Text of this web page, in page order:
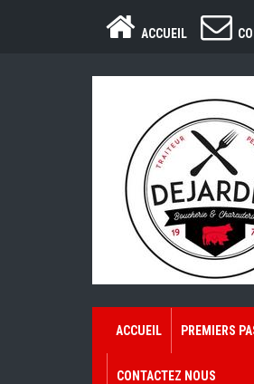
ACCUEIL
ACCUEIL PREMIERS
CONTACTEZ NOUS